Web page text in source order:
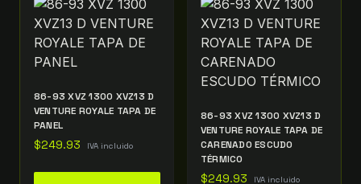
86-93 XVZ 1300 XVZ13 D
VENTURE ROYALE TAPA DE
PANEL
$249.93 IVA incluido
86-93 XVZ 1300 XVZ13 D
VENTURE ROYALE TAPA DE
CARENADO ESCUDO
TÉRMICO
$249.93 IVA incluido